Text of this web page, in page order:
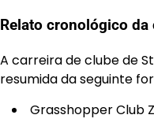
Relato cronológico
A carreira de clube de
resumida da seguinte
Grasshopper Club